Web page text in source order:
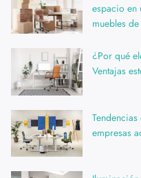
espacio en
muebles
¿Por qué
Ventajas
empresas